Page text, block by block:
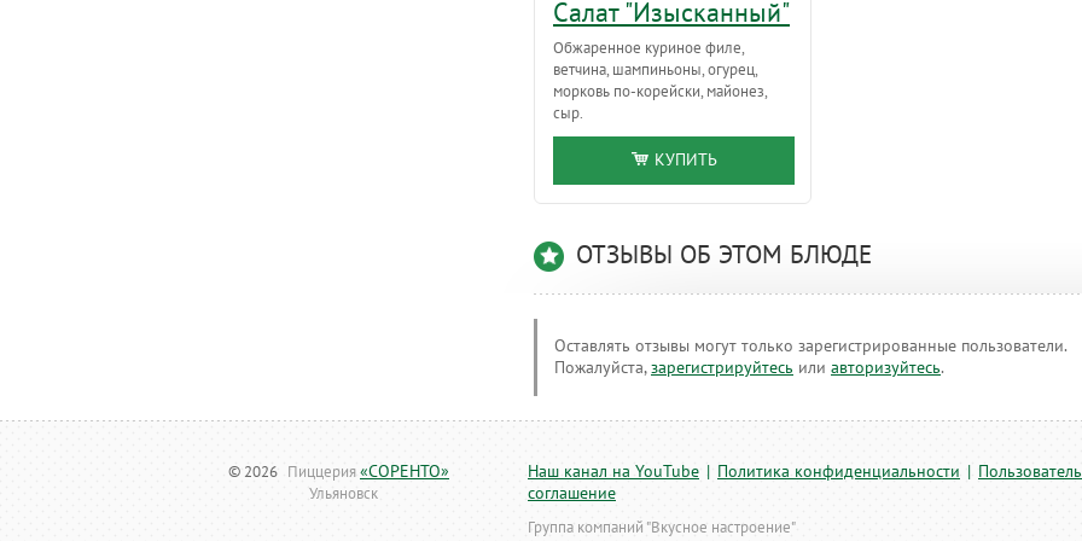
Салат "Изысканный"
Обжаренное куриное филе,
ветчина, шампиньоны, огурец,
морковь по-корейски, майонез,
сыр.
КУПИТЬ
ОТЗЫВЫ ОБ ЭТОМ БЛЮДЕ
Оставлять отзывы могут только зарегистрированные пользователи.
Пожалуйста,зарегистрируйтесь или авторизуйтесь.
© 2026 Пиццерия«СОРЕНТО»
Ульяновск
Группа компаний "Вкусное настроение"
Наш канал на YouTube | Политика конфиденциальности |
соглашение